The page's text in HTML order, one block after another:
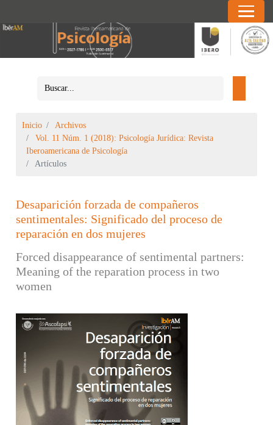
Inicio
Archivos
Vol. 11 Núm. 1 (2018): Psicología Jurídica: Revista
Iberoamericana de Psicología
Artículos
Desaparición forzada de compañeros
sentimentales: Significado del proceso de
reparación en dos mujeres
Forced disappearance of sentimental partners:
Meaning of the reparation process in two
women
Barra lateral del artículo